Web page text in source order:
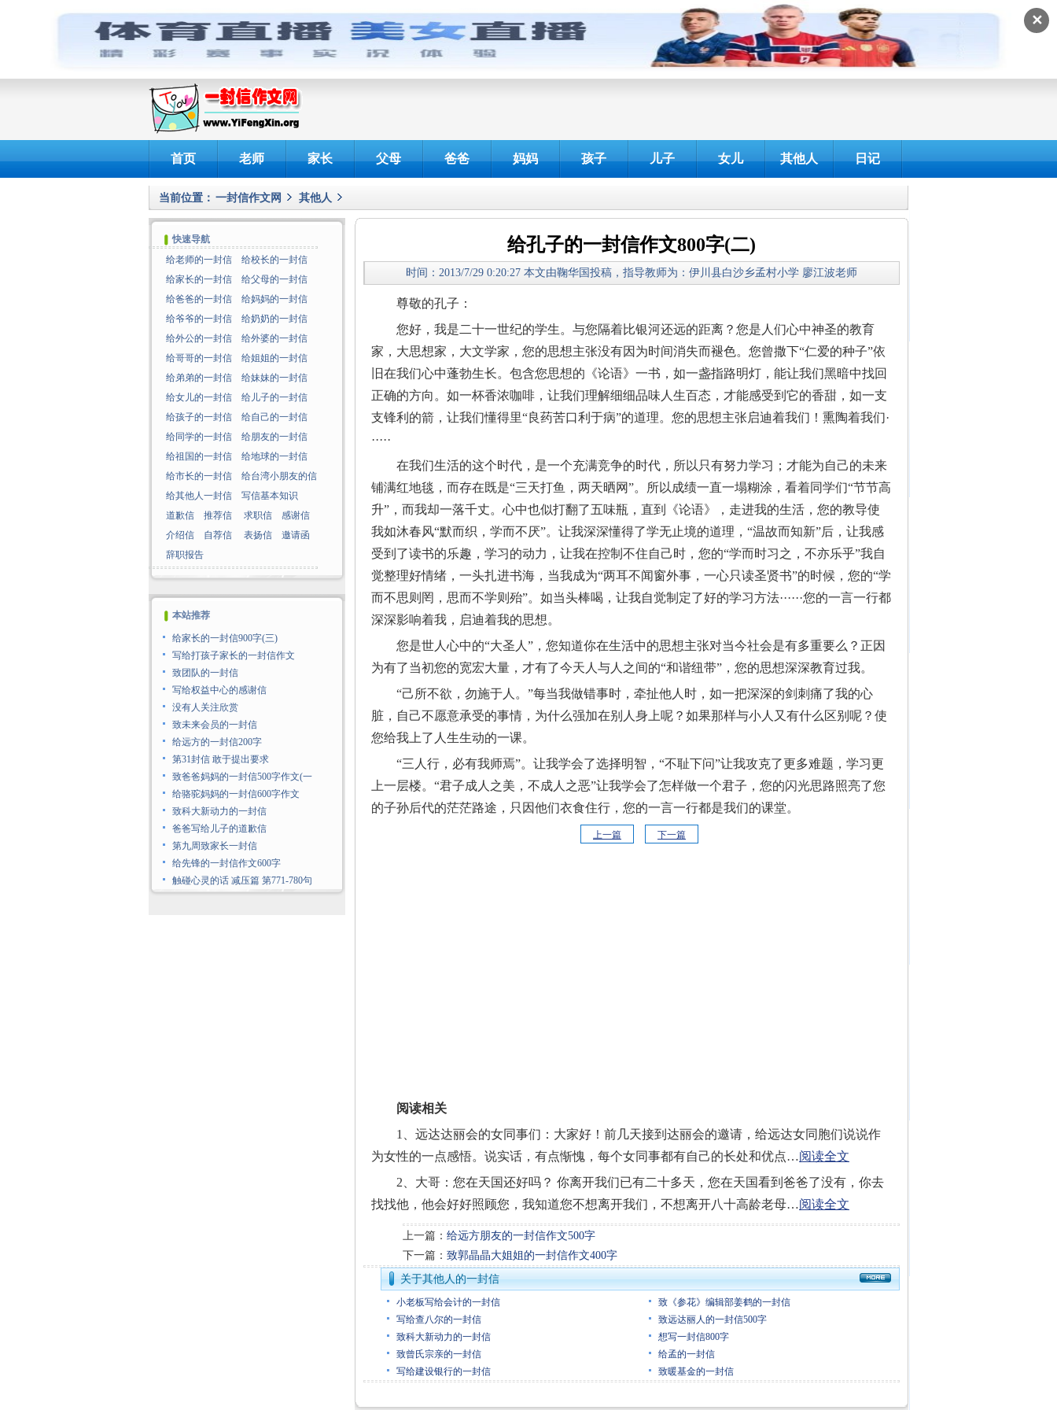
✕
首页 老师 家长 父母 爸爸 妈妈 孩子 儿子 女儿 其他人 日记
当前位置： 一封信作文网 其他人
给孔子的一封信作文800字(二)
时间：2013/7/29 0:20:27 本文由鞠华国投稿，指导教师为：伊川县白沙乡孟村小学 廖江波老师
尊敬的孔子：
您好，我是二十一世纪的学生。与您隔着比银河还远的距离？您是人们心中神圣的教育
家，大思想家，大文学家，您的思想主张没有因为时间消失而褪色。您曾撒下“仁爱的种子”依
旧在我们心中蓬勃生长。包含您思想的《论语》一书，如一盏指路明灯，能让我们黑暗中找回
正确的方向。如一杯香浓咖啡，让我们理解细细品味人生百态，才能感受到它的香甜，如一支
支锋利的箭，让我们懂得里“良药苦口利于病”的道理。您的思想主张启迪着我们！熏陶着我们·
·····
在我们生活的这个时代，是一个充满竞争的时代，所以只有努力学习；才能为自己的未来
铺满红地毯，而存在既是“三天打鱼，两天晒网”。所以成绩一直一塌糊涂，看着同学们“节节高
升”，而我却一落千丈。心中也似打翻了五味瓶，直到《论语》，走进我的生活，您的教导使
我如沐春风“默而织，学而不厌”。让我深深懂得了学无止境的道理，“温故而知新”后，让我感
受到了读书的乐趣，学习的动力，让我在控制不住自己时，您的“学而时习之，不亦乐乎”我自
觉整理好情绪，一头扎进书海，当我成为“两耳不闻窗外事，一心只读圣贤书”的时候，您的“学
而不思则罔，思而不学则殆”。如当头棒喝，让我自觉制定了好的学习方法······您的一言一行都
深深影响着我，启迪着我的思想。
您是世人心中的“大圣人”，您知道你在生活中的思想主张对当今社会是有多重要么？正因
为有了当初您的宽宏大量，才有了今天人与人之间的“和谐纽带”，您的思想深深教育过我。
“己所不欲，勿施于人。”每当我做错事时，牵扯他人时，如一把深深的剑刺痛了我的心
脏，自己不愿意承受的事情，为什么强加在别人身上呢？如果那样与小人又有什么区别呢？使
您给我上了人生生动的一课。
“三人行，必有我师焉”。让我学会了选择明智，“不耻下问”让我攻克了更多难题，学习更
上一层楼。“君子成人之美，不成人之恶”让我学会了怎样做一个君子，您的闪光思路照亮了您
的子孙后代的茫茫路途，只因他们衣食住行，您的一言一行都是我们的课堂。
上一篇 下一篇
阅读相关
1、远达达丽会的女同事们：大家好！前几天接到达丽会的邀请，给远达女同胞们说说作
为女性的一点感悟。说实话，有点惭愧，每个女同事都有自己的长处和优点…阅读全文
2、大哥：您在天国还好吗？ 你离开我们已有二十多天，您在天国看到爸爸了没有，你去
找找他，他会好好照顾您，我知道您不想离开我们，不想离开八十高龄老母…阅读全文
上一篇： 给远方朋友的一封信作文500字
下一篇： 致郭晶晶大姐姐的一封信作文400字
关于其他人的一封信
小老板写给会计的一封信
致《参花》编辑部姜鹤的一封信
写给查八尔的一封信
致远达丽人的一封信500字
致科大新动力的一封信
想写一封信800字
致曾氏宗亲的一封信
给孟的一封信
写给建设银行的一封信
致暖基金的一封信
快速导航
给老师的一封信
给校长的一封信
给家长的一封信
给父母的一封信
给爸爸的一封信
给妈妈的一封信
给爷爷的一封信
给奶奶的一封信
给外公的一封信
给外婆的一封信
给哥哥的一封信
给姐姐的一封信
给弟弟的一封信
给妹妹的一封信
给女儿的一封信
给儿子的一封信
给孩子的一封信
给自己的一封信
给同学的一封信
给朋友的一封信
给祖国的一封信
给地球的一封信
给市长的一封信
给台湾小朋友的信
给其他人一封信
写信基本知识
道歉信
推荐信 求职信
感谢信
介绍信
自荐信 表扬信
邀请函
辞职报告
本站推荐
给家长的一封信900字(三)
写给打孩子家长的一封信作文
致团队的一封信
写给权益中心的感谢信
没有人关注欣赏
致未来会员的一封信
给远方的一封信200字
第31封信 敢于提出要求
致爸爸妈妈的一封信500字作文(一
给骆驼妈妈的一封信600字作文
致科大新动力的一封信
爸爸写给儿子的道歉信
第九周致家长一封信
给先锋的一封信作文600字
触碰心灵的话 减压篇 第771-780句